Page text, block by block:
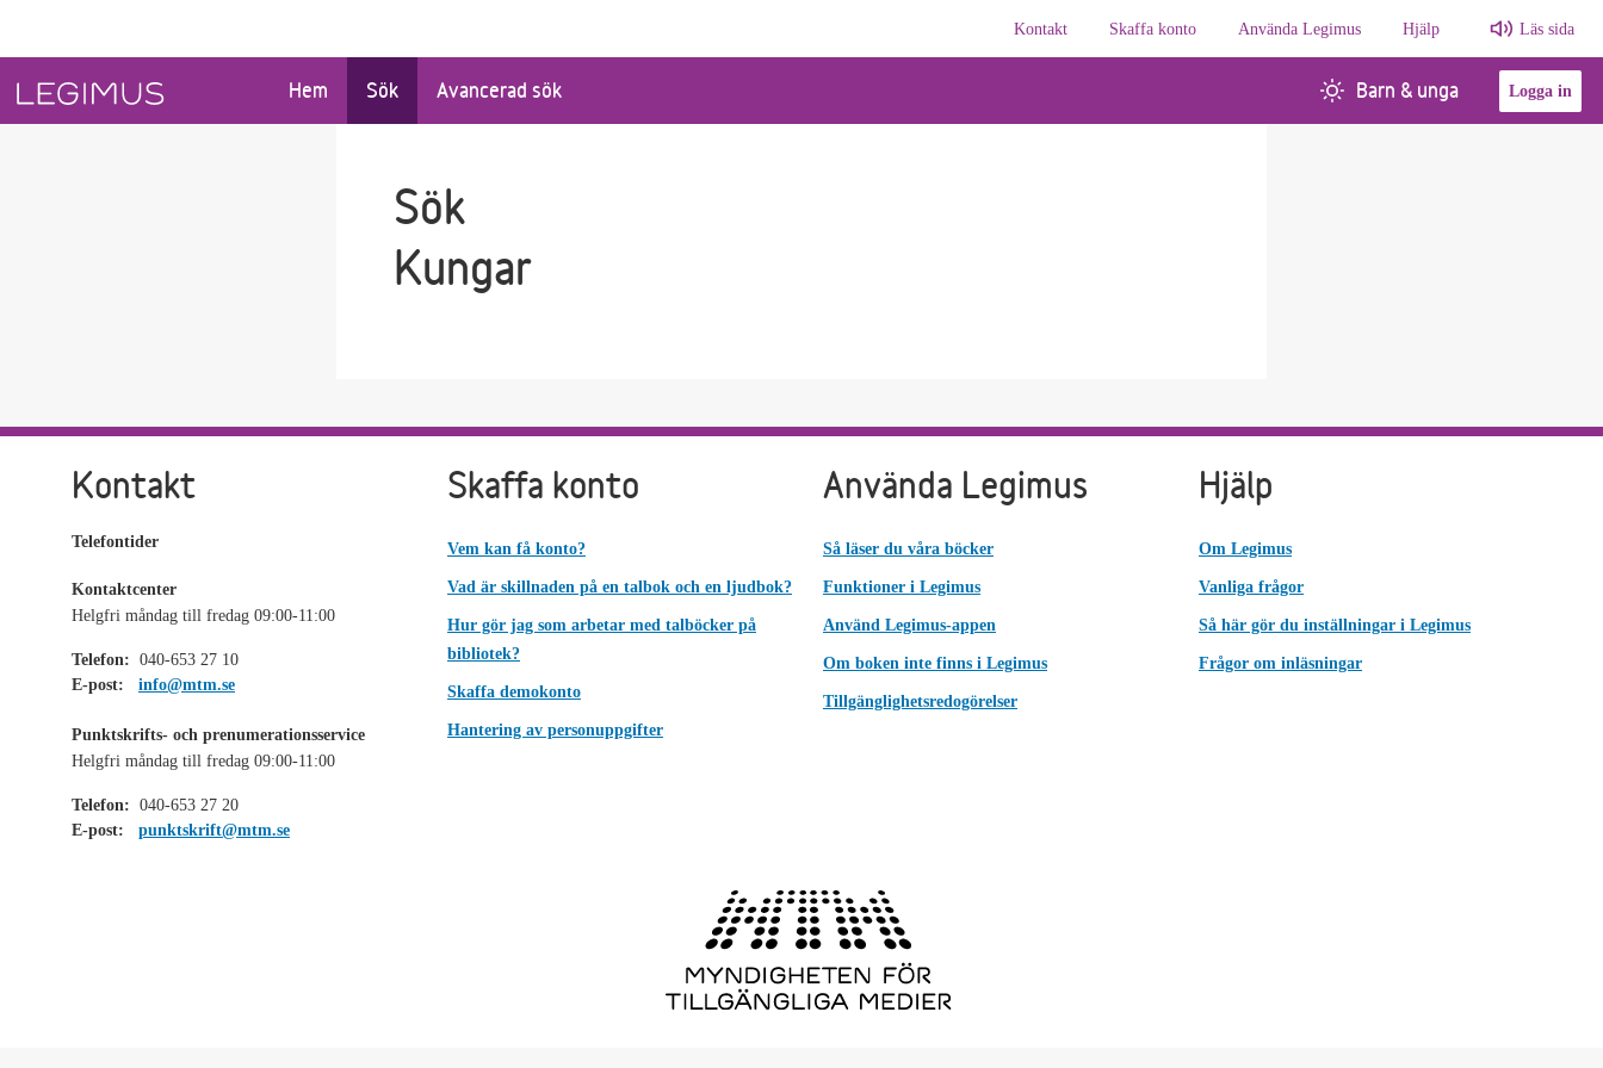
Kontakt
Skaffa konto Använda Legimus Hjälp Läs sida
Hem Sök Avancerad sök Barn & unga Logga in
Sök
Kungar
Kontakt
Telefontider
Kontaktcenter
Helgfri måndag till fredag 09:00-11:00
Telefon: 040-653 27 10
E-post:
info@mtm.se
Punktskrifts- och prenumerationsservice
Helgfri måndag till fredag 09:00-11:00
Telefon: 040-653 27 20
E-post:
punktskrift@mtm.se
Skaffa konto
Vem kan få konto?
Vad är skillnaden på en talbok och en ljudbok?
Hur gör jag som arbetar med talböcker på
bibliotek?
Skaffa demokonto
Hantering av personuppgifter
Använda Legimus
Så läser du våra böcker
Funktioner i Legimus
Använd Legimus-appen
Om boken inte finns i Legimus
Tillgänglighetsredogörelser
Hjälp
Om Legimus
Vanliga frågor
Så här gör du inställningar i Legimus
Frågor om inläsningar